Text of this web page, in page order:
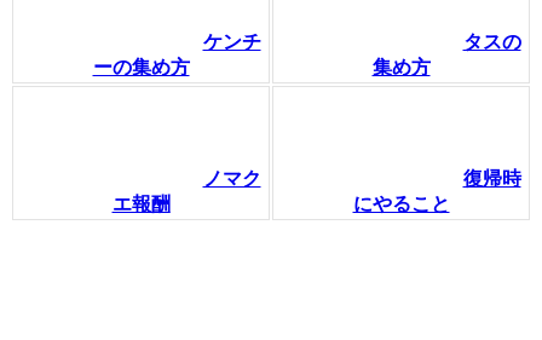
ケンチ
ーの集め方
タスの
集め方
ノマク
エ報酬
復帰時
にやること